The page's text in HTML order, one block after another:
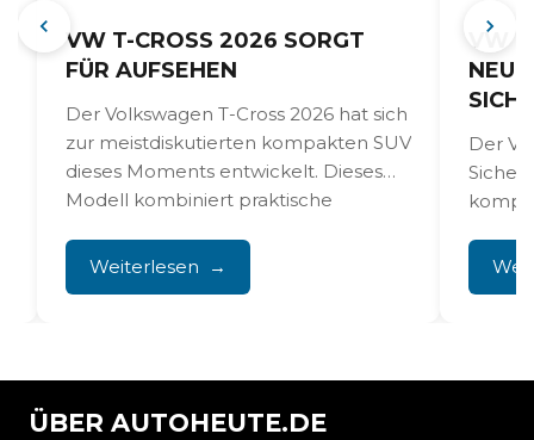
VW T-CROSS 2026 SORGT
FÜR AUFSEHEN
Der Volkswagen T-Cross 2026 hat sich
zur meistdiskutierten kompakten SUV
dieses Moments entwickelt. Dieses
Modell kombiniert praktische
Weiterlesen
VW
Der
ÜBER AUTOHEUTE.DE